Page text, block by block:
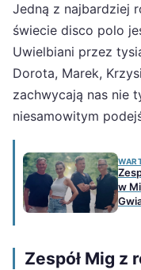
Jedną z najbardziej
świecie disco polo
Uwielbiani przez
Dorota, Marek,
zachwycają nas nie
niesamowitym
w
Zespół Mig z